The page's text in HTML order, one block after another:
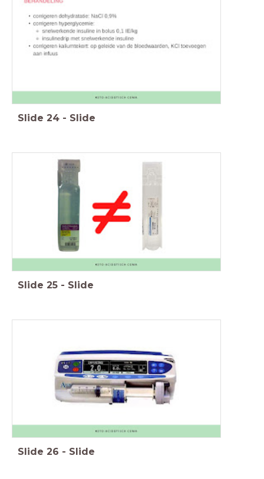
Slide 24 - Slide
Slide 25 - Slide
Slide 26 - Slide